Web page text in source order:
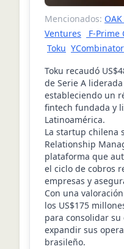
Mencionados:
Ventures
F-Prime
Toku YCombinator
Toku recaudó
de Serie A liderada
estableciendo un
fintech fundada y
Latinoamérica.
La startup chilena
Relationship
plataforma que
el ciclo de cobros
empresas y
Con una
los US$175
para consolidar
expandir sus
brasileño.